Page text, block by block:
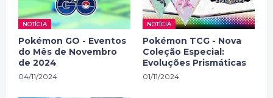
NOTÍCIA
Pokémon GO - Eventos
do Mês de Novembro
de 2024
04/11/2024
NOTÍCIA
Pokémon TCG - Nova
Coleção Especial:
Evoluções Prismáticas
01/11/2024